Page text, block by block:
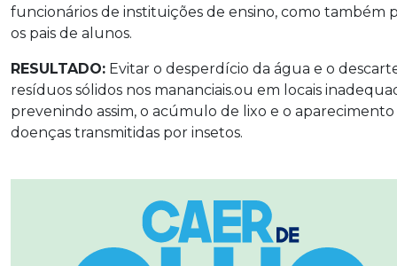
funcionários de instituições de ensino, como também
os pais de alunos.
RESULTADO: Evitar o desperdício da água e o
resíduos sólidos nos mananciais.ou em locais
prevenindo assim, o acúmulo de lixo e o
doenças transmitidas por insetos.